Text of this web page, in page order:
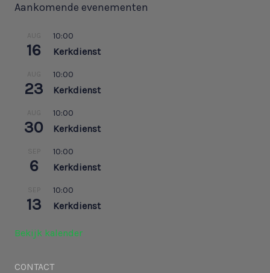
Aankomende evenementen
AUG
16
10:00
Kerkdienst
AUG
23
10:00
Kerkdienst
AUG
30
10:00
Kerkdienst
6
10:00
Kerkdienst
13
10:00
Kerkdienst
Bekijk kalender
CONTACT